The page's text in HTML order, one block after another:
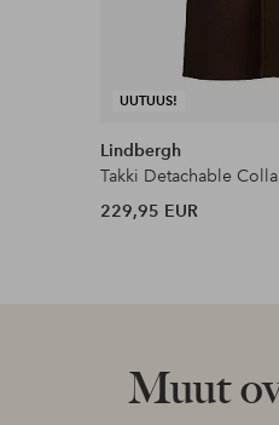
UUTUUS!
Lindbergh
Takki Detachable
229,95 EUR
Muut